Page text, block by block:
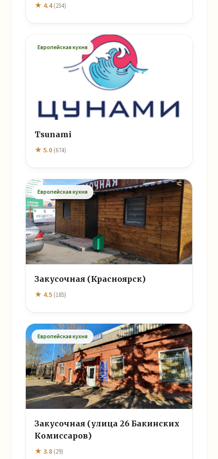
★ 4.4(234)
Европейская кухня
Tsunami
★ 5.0 (674)
Европейская кухня
Закусочная (Красноярск)
★ 4.5 (185)
Европейская кухня
Закусочная (улица 26 Бакинских
Комиссаров)
★ 3.8 (29)